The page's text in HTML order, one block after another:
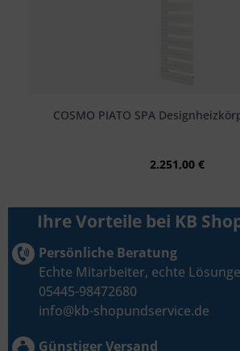
COSMO PIATO SPA
2.251,00 €
Ihre Vorteile bei KB
Persönliche Beratung
Echte Mitarbeiter, echte
05445-98472680
info@kb-shopundservice.de
Günstiger Versand